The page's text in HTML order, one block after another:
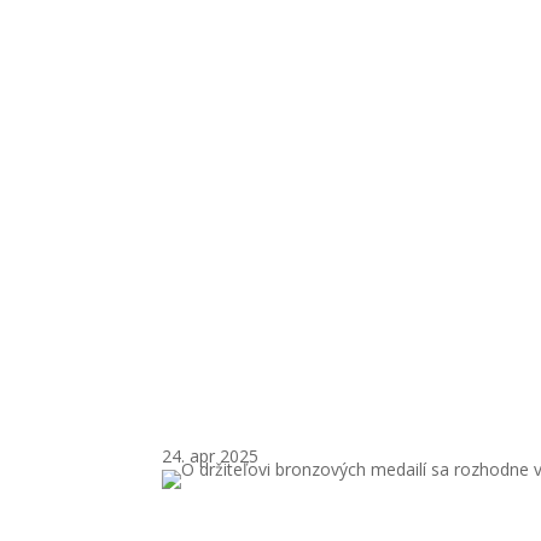
24. apr 2025